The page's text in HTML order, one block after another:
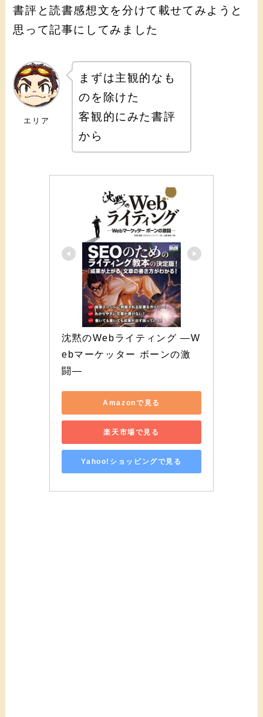
書評と読書感想文を分けて載せてみようと
思って記事にしてみました
エリア
まずは主観的なも
のを除けた
客観的にみた書評
から
沈黙のWebライティング —W
ebマーケッター ボーンの激
闘—
Amazonで見る
楽天市場で見る
Yahoo!ショッピングで見る